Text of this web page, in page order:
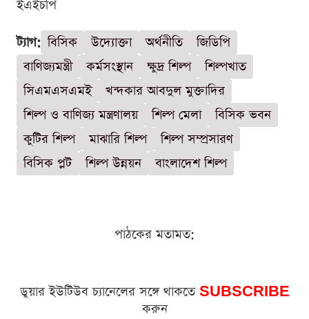
ইএইচপি
ট্যাগ: বিসিক উদ্যোক্তা অর্থনীতি
জিডিপি
বাণিজ্যমন্ত্রী
কর্মসংস্থান ক্ষুদ্র শিল্প
শিল্পখাত
সিএমএসএমই
খন্দকার আবদুল মুক্তাদির
শিল্প ও বাণিজ্য মন্ত্রণালয়
শিল্প মেলা
বিসিক ভবন
কুটির শিল্প
মাঝারি শিল্প
শিল্প সম্প্রসারণ
বিসিক প্লট
শিল্প উন্নয়ন বাংলাদেশ শিল্প
পাঠকের মতামত:
ডুয়ার ইউটিউব চ্যানেলের সঙ্গে থাকতে SUBSCRIBE
করুন